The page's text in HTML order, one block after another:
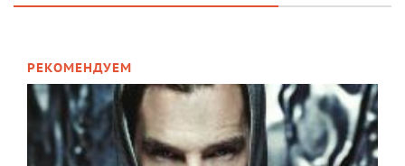
РЕКОМЕНДУЕМ